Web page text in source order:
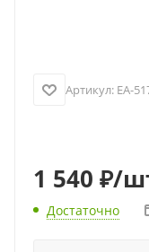
Артикул: EA-
1 540 ₽/
Достаточно